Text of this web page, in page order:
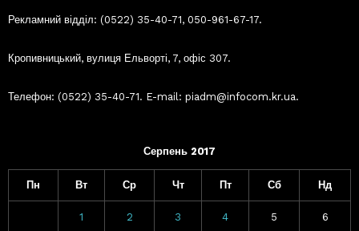
Рекламний відділ: (0522) 35-40-71, 050-961-67-17.
Кропивницький, вулиця Ельворті, 7, офіс 307.
Телефон: (0522) 35-40-71. E-mail: piadm@infocom.kr.ua.
Серпень 2017
Пн Вт Ср Чт Пт Сб Нд
1 2 3 4 5 6